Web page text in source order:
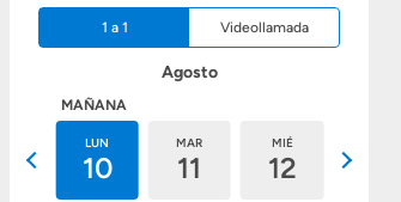
1 a 1 Videollamada
Agosto
MAÑANA
LUN
10
MAR
11
MIÉ
12